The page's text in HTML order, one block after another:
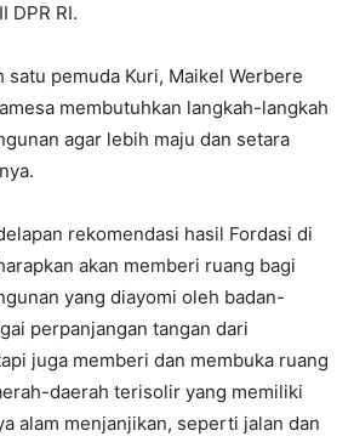
DPR RI.
satu pemuda Kuri, Maikel Werbere
membutuhkan langkah-langkah
agar lebih maju dan setara
rekomendasi hasil Fordasi di
akan memberi ruang bagi
yang diayomi oleh badan-
perpanjangan tangan dari
juga memberi dan membuka ruang
daerah terisolir yang memiliki
alam menjanjikan, seperti jalan dan